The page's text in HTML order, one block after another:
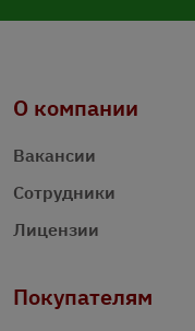
О компании
Вакансии
Сотрудники
Лицензии
Покупателям